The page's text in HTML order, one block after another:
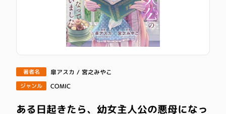
著者名 皐アスカ / 宮之みやこ
ジャンル COMIC
ある日起きたら、幼女主人公の悪母になっ